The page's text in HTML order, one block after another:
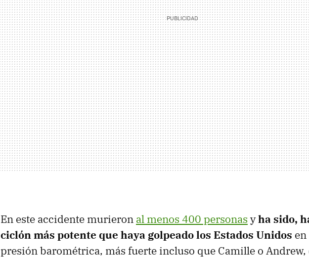
En este accidente murieron al menos 400 personas yha sido,
ciclón más potente que haya golpeado los Estados Unidos
presión barométrica, más fuerte incluso que Camille o Andrew,